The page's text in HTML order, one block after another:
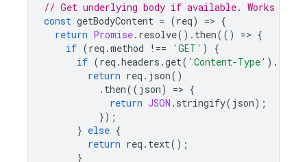
// Get underlying body if available. Works for
const getBodyContent = (req) => {
return Promise. resolve(). then(() => {
if (req .method !== 'GET' )
{
if (req .headers .get( 'Content-Type' ).
return req . json()
. then(( json) => {
return JSON . stringify( json);
});
} else {
return req . text();
}